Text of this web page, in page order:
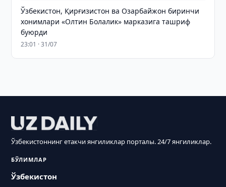
Ўзбекистон, Қирғизистон ва Озарбайжон биринчи
хонимлари «Олтин Болалик» марказига ташриф
буюрди
23:01 · 31/07
Ўзбекистоннинг етакчи янгиликлар порталы. 24/7 янгиликлар.
БЎЛИМЛАР
Ўзбекистон